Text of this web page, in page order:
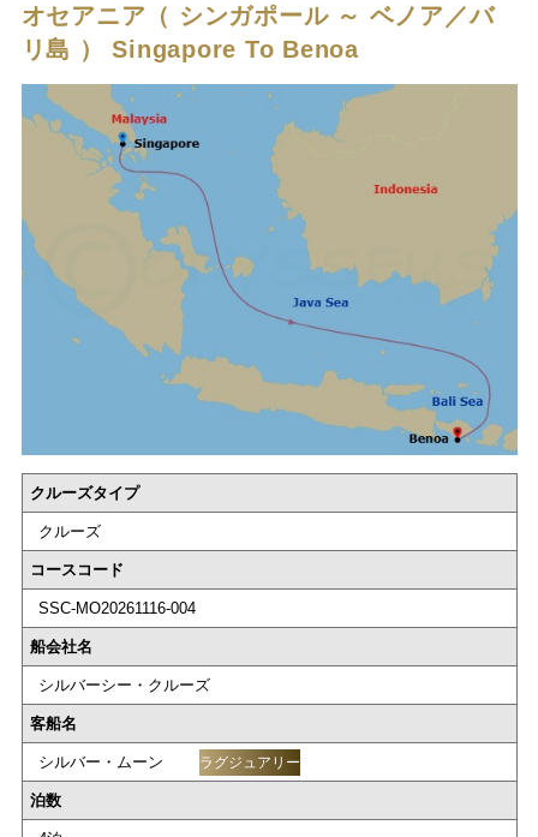
オセアニア（ シンガポール ～ ベノア／バ
リ島 ）Singapore To Benoa
クルーズタイプ
クルーズ
コースコード
SSC-MO20261116-004
船会社名
シルバーシー・クルーズ
客船名
シルバー・ムーン ラグジュアリー
泊数